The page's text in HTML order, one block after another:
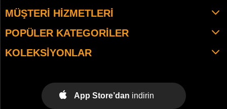
MÜŞTERI HIZMETLERI
POPÜLER KATEGORILER
KOLEKSIYONLAR
App Store’dan indirin